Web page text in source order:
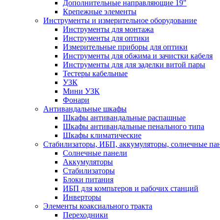
Дополнительные направляющие 19"
Крепежные элементы
Инструменты и измерительное оборудование
Инструменты для монтажа
Инструменты для оптики
Измерительные приборы для оптики
Инструменты для обжима и зачистки кабеля
Инструменты для для заделки витой пары
Тестеры кабельные
УЗК
Мини УЗК
Фонари
Антивандальные шкафы
Шкафы антивандальные распашные
Шкафы антивандальные пенального типа
Шкафы климатические
Стабилизаторы, ИБП, аккумуляторы, солнечные
Солнечные панели
Аккумуляторы
Стабилизаторы
Блоки питания
ИБП для компьтеров и рабочих станций
Инверторы
Элементы коаксиального тракта
Переходники